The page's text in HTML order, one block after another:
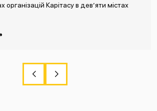
організацій Карітасу в дев’яти містах